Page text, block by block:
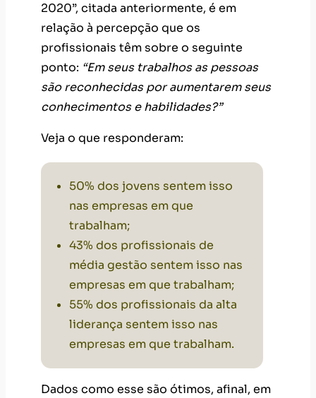
2020”, citada anteriormente, é em
relação à percepção que os
profissionais têm sobre o seguinte
ponto: “Em seus trabalhos as pessoas
são reconhecidas por aumentarem seus
conhecimentos e habilidades?”
Veja o que responderam:
50% dos jovens sentem isso
nas empresas em que
trabalham;
43% dos profissionais de
média gestão sentem isso nas
empresas em que trabalham;
55% dos profissionais da alta
liderança sentem isso nas
empresas em que trabalham.
Dados como esse são ótimos, afinal, em